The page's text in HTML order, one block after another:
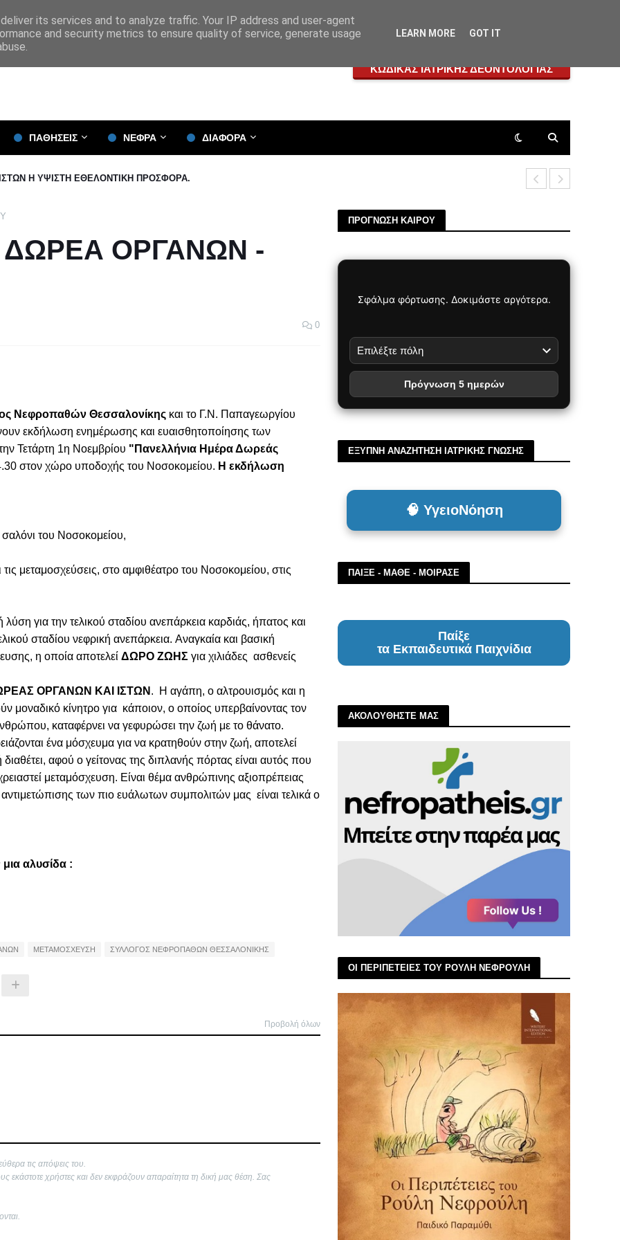
ΚΩΔΙΚΑΣ ΙΑΤΡΙΚΗΣ ΔΕΟΝΤΟΛΟΓΙΑΣ
ΠΑΘΗΣΕΙΣ ΝΕΦΡΑ ΔΙΑΦΟΡΑ
Η ΥΨΙΣΤΗ ΕΘΕΛΟΝΤΙΚΗ ΠΡΟΣΦΟΡΑ.
ΟΡΓΑΝΩΝ -
0
Νεφροπαθών Θεσσαλονίκης και το Γ.Ν. Παπαγεωργίου
εκδήλωση ενημέρωσης και ευαισθητοποίησης των
Τετάρτη 1η Νοεμβρίου "Πανελλήνια Ημέρα Δωρεάς
στον χώρο υποδοχής του Νοσοκομείου. Η εκδήλωση
του Νοσοκομείου,
μεταμοσχεύσεις, στο αμφιθέατρο του Νοσοκομείου, στις
για την τελικού σταδίου ανεπάρκεια καρδιάς, ήπατος και
σταδίου νεφρική ανεπάρκεια. Aναγκαία και βασική
η οποία αποτελεί ΔΩΡΟ ΖΩΗΣ για χιλιάδες ασθενείς
ΟΡΓΑΝΩΝ ΚΑΙ ΙΣΤΩΝ . Η αγάπη, ο αλτρουισμός και η
μοναδικό κίνητρο για κάποιον, ο οποίος υπερβαίνοντας τον
καταφέρνει να γεφυρώσει την ζωή με το θάνατο.
ένα μόσχευμα για να κρατηθούν στην ζωή, αποτελεί
αφού ο γείτονας της διπλανής πόρτας είναι αυτός που
μεταμόσχευση. Είναι θέμα ανθρώπινης αξιοπρέπειας
των πιο ευάλωτων συμπολιτών μας είναι τελικά ο
αλυσίδα :
ΜΕΤΑΜΟΣΧΕΥΣΗ ΣΥΛΛΟΓΟΣ ΝΕΦΡΟΠΑΘΩΝ ΘΕΣΣΑΛΟΝΙΚΗΣ
Προβολή όλων
τις απόψεις του.
εκάστοτε χρήστες και δεν εκφράζουν απαραίτητα τη δική μας θέση. Σας
ΠΡΟΓΝΩΣΗ ΚΑΙΡΟΥ
Σφάλμα φόρτωσης. Δοκιμάστε αργότερα.
Πρόγνωση 5 ημερών
ΕΞΥΠΝΗ ΑΝΑΖΗΤΗΣΗ ΙΑΤΡΙΚΗΣ ΓΝΩΣΗΣ
🧠 ΥγειοΝόηση
ΠΑΙΞΕ - ΜΑΘΕ - ΜΟΙΡΑΣΕ
Παίξε
τα Εκπαιδευτικά Παιχνίδια
ΑΚΟΛΟΥΘΗΣΤΕ ΜΑΣ
ΟΙ ΠΕΡΙΠΕΤΕΙΕΣ ΤΟΥ ΡΟΥΛΗ ΝΕΦΡΟΥΛΗ
its services and to analyze traffic. Your IP address and user-agent
and security metrics to ensure quality of service, generate usage
LEARN MORE GOT IT